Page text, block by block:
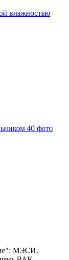
влажностью
40 фото
МЭСИ.